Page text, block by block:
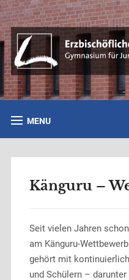
MENU
Känguru –
Seit vielen Jahren
am Känguru-
gehört mit
und Schülern –